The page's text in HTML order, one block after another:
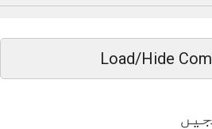
Load/Hide